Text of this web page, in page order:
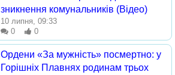
зникнення комунальників (Відео)
10 липня, 09:33
0
0
Ордени «За мужність» посмертно: у
Горішніх Плавнях родинам трьох